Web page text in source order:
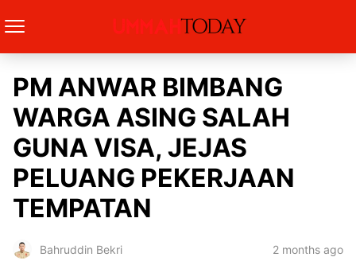
PM ANWAR BIMBANG
WARGA ASING SALAH
GUNA VISA, JEJAS
PELUANG PEKERJAAN
TEMPATAN
Bahruddin Bekri 2 months ago